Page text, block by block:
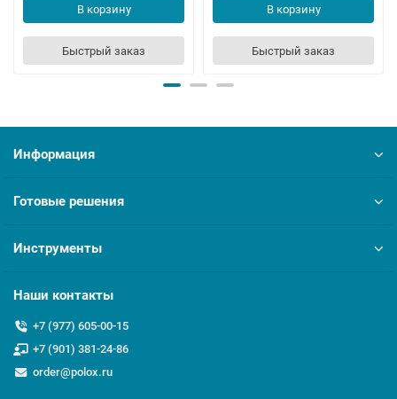
В корзину
Быстрый заказ
В корзину
Быстрый заказ
Информация
Готовые решения
Инструменты
Наши контакты
+7 (977) 605-00-15
+7 (901) 381-24-86
order@polox.ru